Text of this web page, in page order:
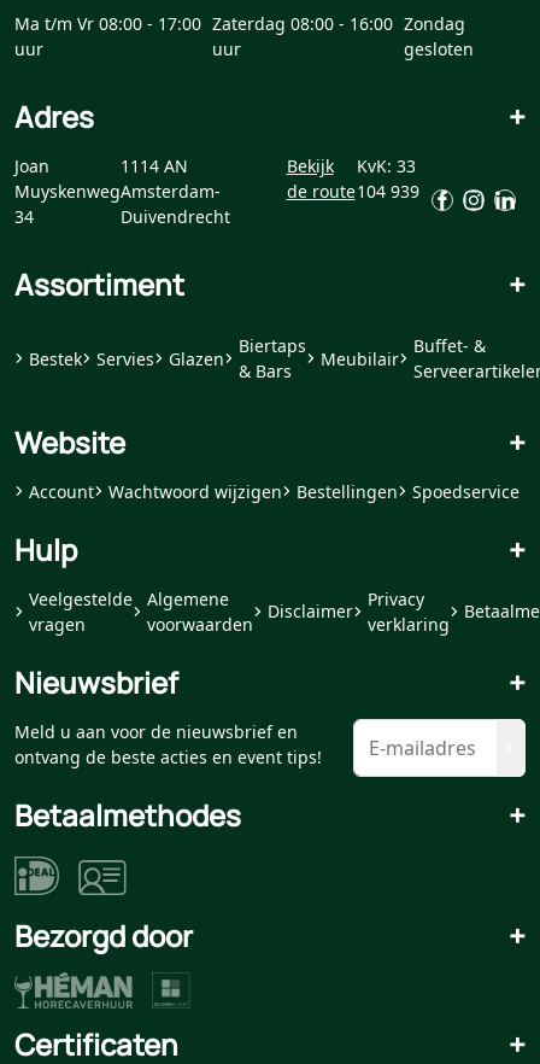
Ma t/m Vr 08:00 - 17:00
uur
Zaterdag 08:00 - 16:00
uur
Zondag
gesloten
Adres +
Joan
Muyskenweg
34
1114 AN
Amsterdam-
Duivendrecht
Bekijk
de route
KvK: 33
104 939
Assortiment +
Bestek Servies Glazen
Biertaps
& Bars
Meubilair
Buffet- &
Website +
Account Wachtwoord wijzigen Bestellingen Spoedservice
Hulp +
Veelgestelde
vragen
Algemene
voorwaarden
Disclaimer
Privacy
verklaring
Nieuwsbrief +
Meld u aan voor de nieuwsbrief en
ontvang de beste acties en event tips!
Betaalmethodes +
Bezorgd door +
Certificaten +